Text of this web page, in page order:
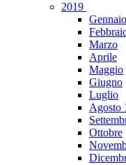
2019
Gennaio
Marzo
Aprile
Maggio
Giugno
Luglio
Agosto
Ottobre